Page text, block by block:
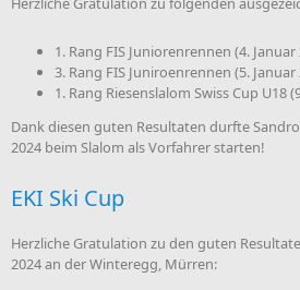
1. Rang FIS Juniorenrennen (4. Januar
3. Rang FIS Juniroenrennen (5. Januar
1. Rang Riesenslalom Swiss Cup U18
Dank diesen guten Resultaten durfte
2024 beim Slalom als Vorfahrer starten!
EKI Ski Cup
Herzliche Gratulation zu den guten
2024 an der Winteregg, Mürren: